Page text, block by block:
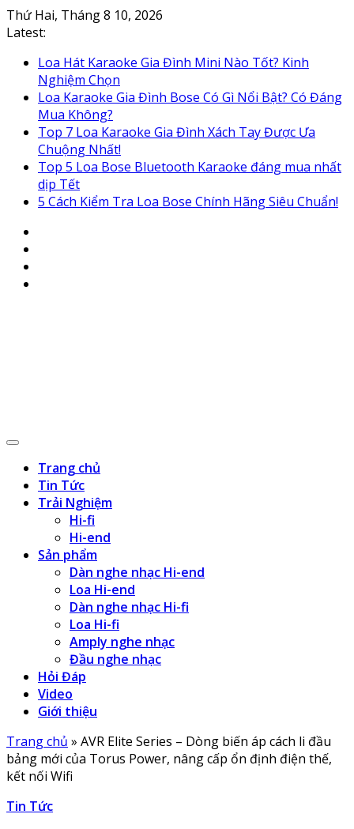
Skip
to
Thứ Hai, Tháng 8 10, 2026
Latest:
Loa Hát Karaoke Gia Đình Mini Nào Tốt? Kinh
Nghiệm Chọn
Loa Karaoke Gia Đình Bose Có Gì Nổi Bật? Có Đáng
Mua Không?
Top 7 Loa Karaoke Gia Đình Xách Tay Được Ưa
Chuộng Nhất!
Top 5 Loa Bose Bluetooth Karaoke đáng mua nhất
dịp Tết
5 Cách Kiểm Tra Loa Bose Chính Hãng Siêu Chuẩn!
Trang chủ
Tin Tức
Trải Nghiệm
Hi-fi
Hi-end
Sản phẩm
Dàn nghe nhạc Hi-end
Loa Hi-end
Dàn nghe nhạc Hi-fi
Loa Hi-fi
Amply nghe nhạc
Đầu nghe nhạc
Hỏi Đáp
Video
Giới thiệu
Trang chủ » AVR Elite Series – Dòng biến áp cách li đầu
bảng mới của Torus Power, nâng cấp ổn định điện thế,
kết nối Wifi
Tin Tức